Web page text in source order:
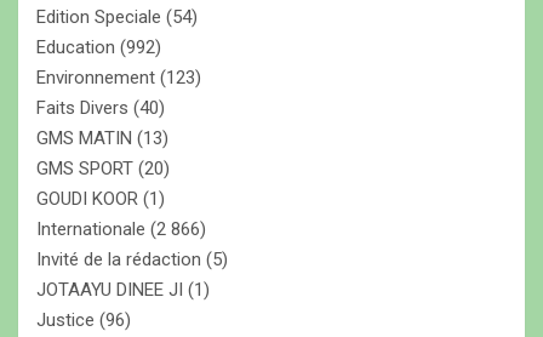
Edition Speciale (54)
Education (992)
Environnement (123)
Faits Divers (40)
GMS MATIN (13)
GMS SPORT (20)
GOUDI KOOR (1)
Internationale (2 866)
Invité de la rédaction (5)
JOTAAYU DINEE JI (1)
Justice (96)